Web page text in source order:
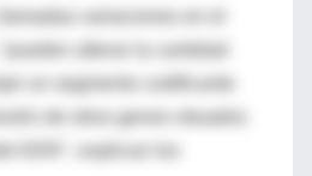
un segmento codificante
de otros genes situados
ADN", explican los